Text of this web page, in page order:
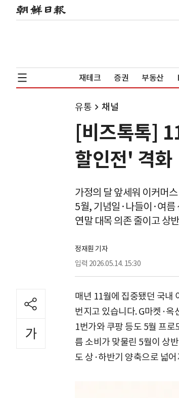
재테크 증권 부동산
유통 채널
[비즈톡톡]
할인전' 격화
가정의 달 앞세워 이커머
5월, 기념일·나들이·여름
연말 대목 의존 줄이고 상
정재훤 기자
입력 2026.05.14. 15:30
매년 11월에 집중됐던 국내
번지고 있습니다. G마켓·
1번가와 쿠팡 등도 5월 프
름 소비가 맞물린 5월이 상
도 상·하반기 양축으로 넓